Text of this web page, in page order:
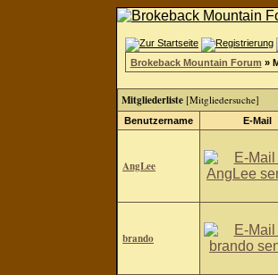
Brokeback Mountain Forum »
Mitgliederliste [Mitgliedersuche]
Benutzername E-Mail
AngLee
brando